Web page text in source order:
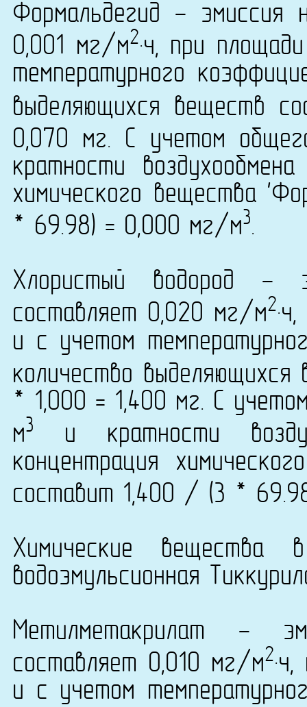
Формальдегид - эмиссия
0,001 мг/м2·ч, при
температурного
выделяющихся веществ
0,070 мг. С учетом
кратности
химического вещества
* 69.98) = 0,000 мг/м3.
Хлористый водород -
составляет 0,020 мг/м2
и с учетом
количество
* 1,000 = 1,400 мг. С
м3
и кратности
концентрация
составит 1,400 / (3 *
Химические вещества
водоэмульсионная
Метилметакрилат -
составляет 0,010 мг/м2
и с учетом